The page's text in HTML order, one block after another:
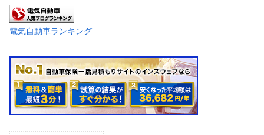
電気自動車ランキング